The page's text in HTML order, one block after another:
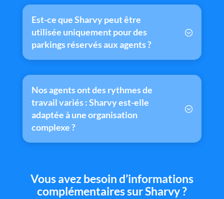
Est-ce que Sharvy peut être
utilisée uniquement pour des
parkings réservés aux agents ?
Nos agents ont des rythmes de
travail variés : Sharvy est-elle
adaptée à une organisation
complexe ?
Vous avez besoin d’informations
complémentaires sur Sharvy ?